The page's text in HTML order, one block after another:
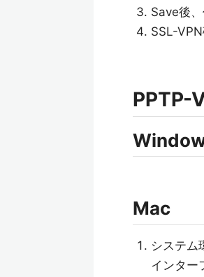
Save後
SSL-
PPTP-
Mac
システム
インター